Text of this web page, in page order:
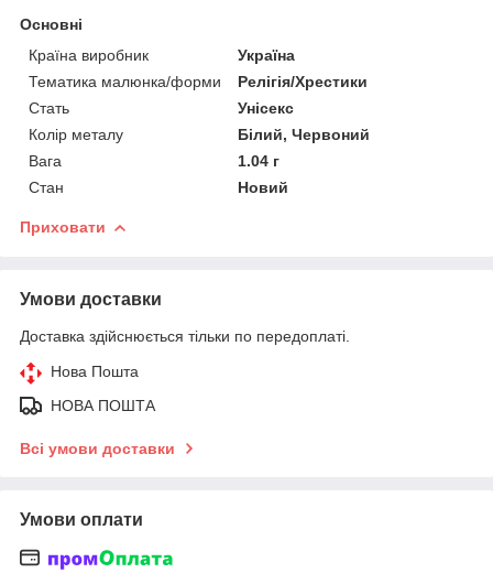
Основні
Країна виробник
Україна
Тематика малюнка/форми
Релігія/Хрестики
Стать
Унісекс
Колір металу
Білий, Червоний
Вага
1.04 г
Стан
Новий
Приховати
Умови доставки
Доставка здійснюється тільки по передоплаті.
Нова Пошта
НОВА ПОШТА
Всі умови доставки
Умови оплати